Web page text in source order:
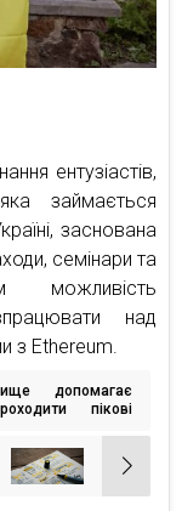
ентузіастів,
займається
заснована
семінари та
можливість
над
з Ethereum.
допомагає
пікові